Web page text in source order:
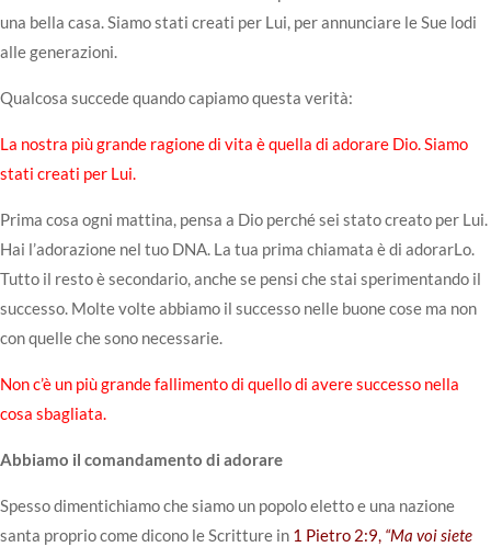
una bella casa. Siamo stati creati per Lui, per annunciare le Sue lodi
alle generazioni.
Qualcosa succede quando capiamo questa verità:
La nostra più grande ragione di vita è quella di adorare Dio. Siamo
stati creati per Lui.
Prima cosa ogni mattina, pensa a Dio perché sei stato creato per Lui.
Hai l’adorazione nel tuo DNA. La tua prima chiamata è di adorarLo.
Tutto il resto è secondario, anche se pensi che stai sperimentando il
successo. Molte volte abbiamo il successo nelle buone cose ma non
con quelle che sono necessarie.
Non c’è un più grande fallimento di quello di avere successo nella
cosa sbagliata.
Abbiamo il comandamento di adorare
Spesso dimentichiamo che siamo un popolo eletto e una nazione
santa proprio come dicono le Scritture in 1 Pietro 2:9, “Ma voi siete